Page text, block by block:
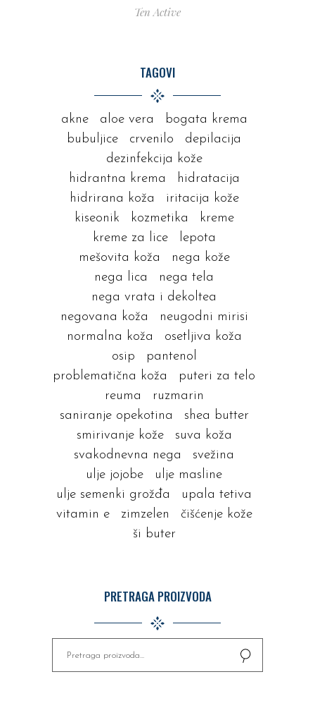
Ten Active
TAGOVI
akne aloe vera
bogata krema
bubuljice
crvenilo
depilacija
dezinfekcija kože
hidrantna krema
hidratacija
hidrirana koža
iritacija kože
kiseonik
kozmetika
kreme
kreme za lice
lepota
mešovita koža
nega kože
nega lica
nega tela
nega vrata i dekoltea
negovana koža
neugodni mirisi
normalna koža
osetljiva koža
osip
pantenol
problematična koža
puteri za telo
reuma
ruzmarin
saniranje opekotina
shea butter
smirivanje kože
suva koža
svakodnevna nega
svežina
ulje jojobe
ulje masline
ulje semenki grožđa
upala tetiva
vitamin e
zimzelen
čišćenje kože
ši buter
PRETRAGA PROIZVODA